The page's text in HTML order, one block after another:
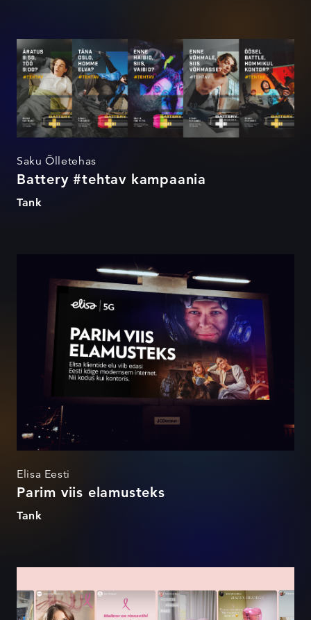
Battery #tehtav kampaania
Saku Õlletehas
Battery #tehtav kampaania
Tank
Parim viis elamusteks
Elisa Eesti
Parim viis elamusteks
Tank